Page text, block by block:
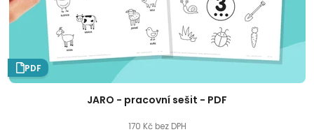
PDF
JARO - pracovní sešit - PDF
170 Kč bez DPH